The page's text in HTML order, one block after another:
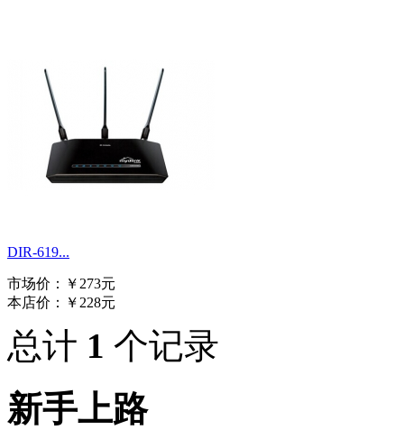
DIR-619...
市场价：
￥273元
本店价：
￥228元
总计 1 个记录
新手上路